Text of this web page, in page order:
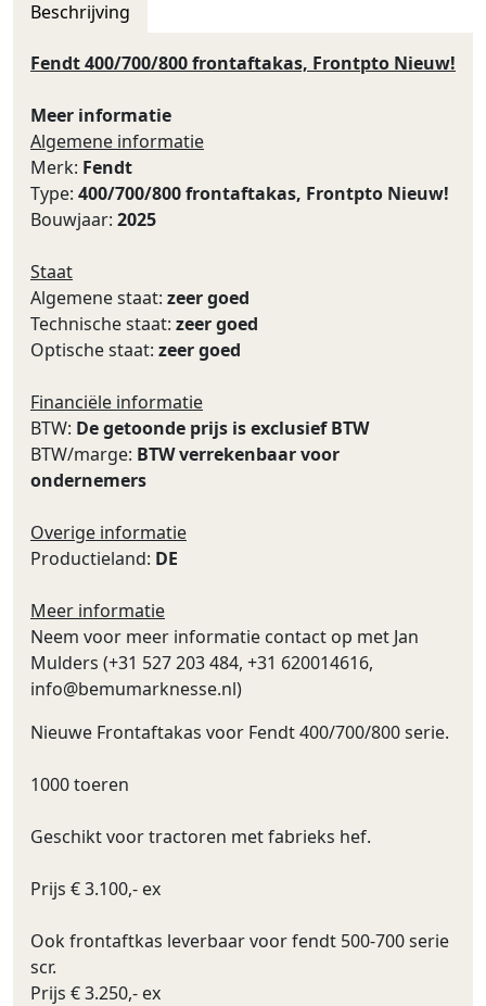
Beschrijving
Fendt 400/700/800 frontaftakas, Frontpto Nieuw!
Meer informatie
Algemene informatie
Merk: Fendt
Type: 400/700/800 frontaftakas, Frontpto Nieuw!
Bouwjaar: 2025
Staat
Algemene staat: zeer goed
Technische staat: zeer goed
Optische staat: zeer goed
Financiële informatie
BTW: De getoonde prijs is exclusief BTW
BTW/marge: BTW verrekenbaar voor
ondernemers
Overige informatie
Productieland: DE
Meer informatie
Neem voor meer informatie contact op met Jan
Mulders (+31 527 203 484, +31 620014616,
info@bemumarknesse.nl)
Nieuwe Frontaftakas voor Fendt 400/700/800 serie.
1000 toeren
Geschikt voor tractoren met fabrieks hef.
Prijs € 3.100,- ex
Ook frontaftkas leverbaar voor fendt 500-700 serie
scr.
Prijs € 3.250,- ex